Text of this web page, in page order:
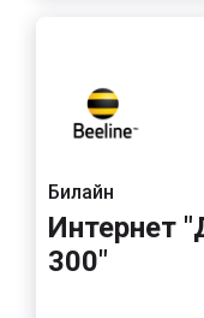
Билайн
Интернет
300"